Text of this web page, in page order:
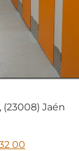
(23008) Jaén
00